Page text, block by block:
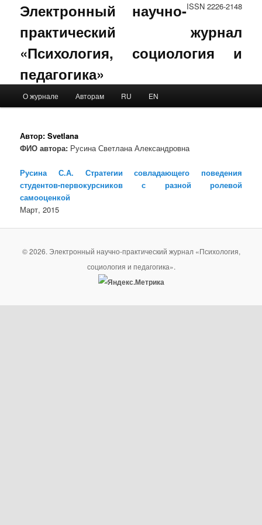
ISSN 2226-2148
Электронный научно-
практический журнал
«Психология, социология и
педагогика»
Skip to primary content
Skip to secondary content
О журнале Авторам RU EN
Автор: Svetlana
ФИО автора: Русина Светлана Александровна
Русина С.А. Стратегии совладающего поведения
студентов-первокурсников с разной ролевой
самооценкой
Март, 2015
© 2026. Электронный научно-практический журнал «Психология,
социология и педагогика».